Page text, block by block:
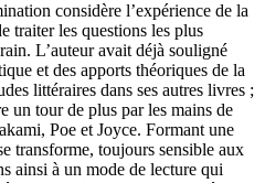
considère l’expérience de la
traiter les questions les plus
L’auteur avait déjà souligné
et des apports théoriques de la
littéraires dans ses autres livres ;
un tour de plus par les mains de
Poe et Joyce. Formant une
transforme, toujours sensible aux
ainsi à un mode de lecture qui